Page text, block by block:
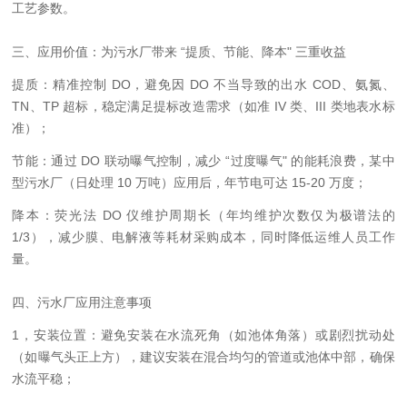
工艺参数。
三、应用价值：为污水厂带来 “提质、节能、降本" 三重收益
提质：精准控制 DO，避免因 DO 不当导致的出水 COD、氨氮、
TN、TP 超标，稳定满足提标改造需求（如准 IV 类、III 类地表水标
准）；
节能：通过 DO 联动曝气控制，减少 “过度曝气" 的能耗浪费，某中
型污水厂（日处理 10 万吨）应用后，年节电可达 15-20 万度；
降本：荧光法 DO 仪维护周期长（年均维护次数仅为极谱法的
1/3），减少膜、电解液等耗材采购成本，同时降低运维人员工作
量。
四、污水厂应用注意事项
1，安装位置：避免安装在水流死角（如池体角落）或剧烈扰动处
（如曝气头正上方），建议安装在混合均匀的管道或池体中部，确保
水流平稳；